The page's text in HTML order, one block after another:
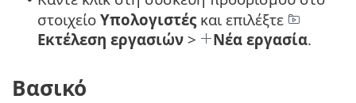
στοιχείο Υπολογιστές και επιλέξτε
Εκτέλεση εργασιών > Νέα εργασία.
Βασικό